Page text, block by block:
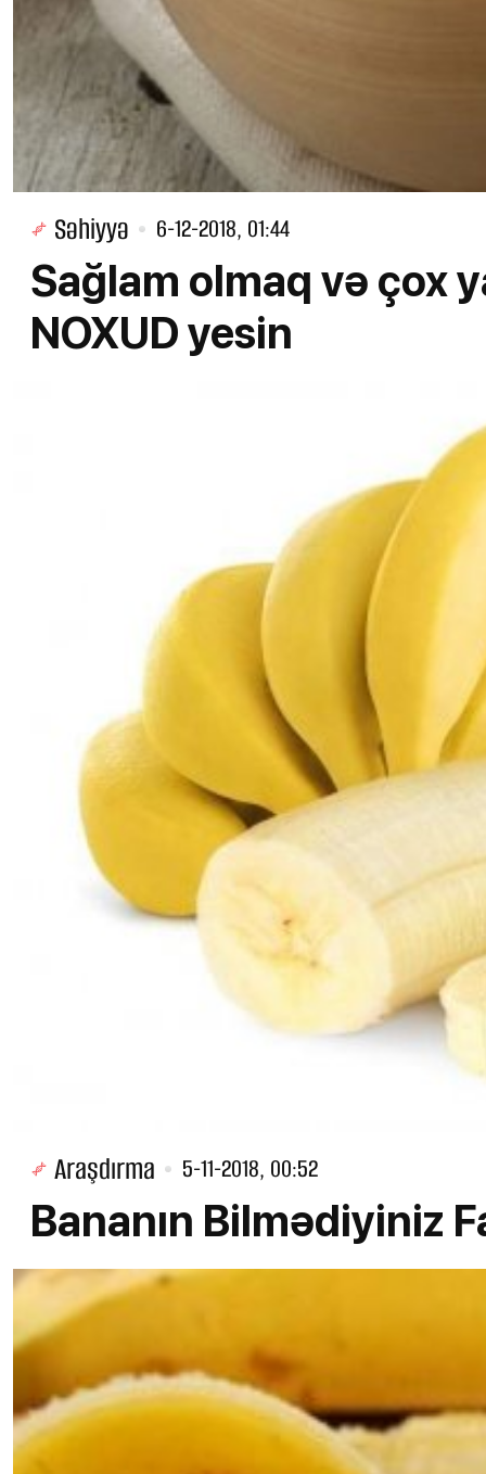
Səhiyyə 6-12-2018, 01:44
Sağlam olmaq və çox
NOXUD yesin
Araşdırma 5-11-2018, 00:52
Bananın Bilmədiyiniz